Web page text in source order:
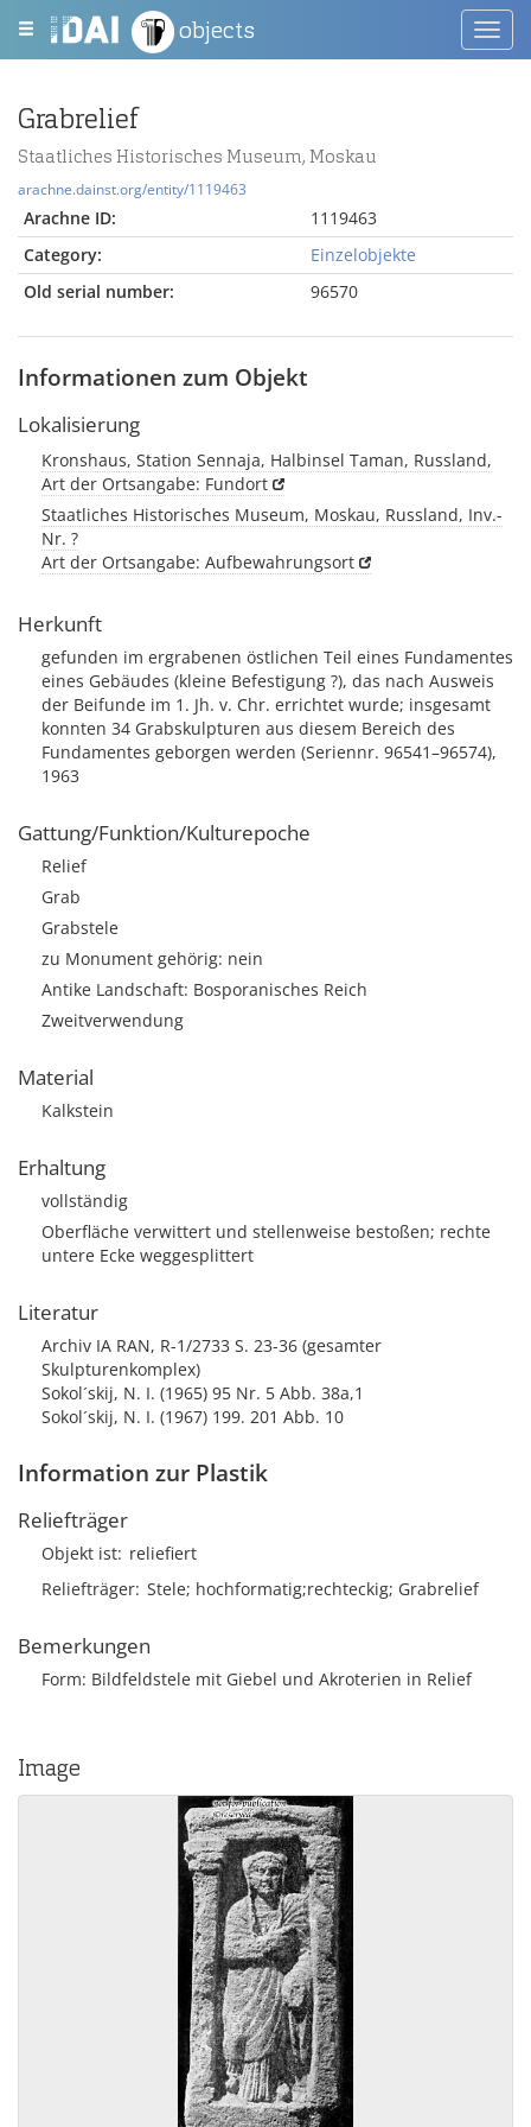
objects
Grabrelief
Staatliches Historisches Museum, Moskau
arachne.dainst.org/entity/1119463
Arachne ID:
1119463
Category:
Einzelobjekte
Old serial number:
96570
Informationen zum Objekt
Lokalisierung
Kronshaus, Station Sennaja, Halbinsel Taman, Russland,
Art der Ortsangabe: Fundort
Staatliches Historisches Museum, Moskau, Russland, Inv.-
Nr. ?
Art der Ortsangabe: Aufbewahrungsort
Herkunft
gefunden im ergrabenen östlichen Teil eines Fundamentes
eines Gebäudes (kleine Befestigung ?), das nach Ausweis
der Beifunde im 1. Jh. v. Chr. errichtet wurde; insgesamt
konnten 34 Grabskulpturen aus diesem Bereich des
Fundamentes geborgen werden (Seriennr. 96541–96574),
1963
Gattung/Funktion/Kulturepoche
Relief
Grab
Grabstele
zu Monument gehörig: nein
Antike Landschaft: Bosporanisches Reich
Zweitverwendung
Material
Kalkstein
Erhaltung
vollständig
Oberfläche verwittert und stellenweise bestoßen; rechte
untere Ecke weggesplittert
Literatur
Archiv IA RAN, R-1/2733 S. 23-36 (gesamter
Skulpturenkomplex)
Sokol´skij, N. I. (1965) 95 Nr. 5 Abb. 38a,1
Sokol´skij, N. I. (1967) 199. 201 Abb. 10
Information zur Plastik
Reliefträger
Objekt ist reliefiert
Reliefträger Stele; hochformatig;rechteckig; Grabrelief
Bemerkungen
Form: Bildfeldstele mit Giebel und Akroterien in Relief
Image